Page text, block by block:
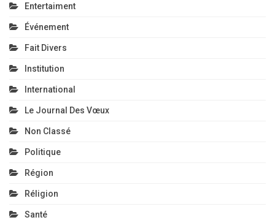
Entertaiment
Événement
Fait Divers
Institution
International
Le Journal Des Vœux
Non Classé
Politique
Région
Réligion
Santé